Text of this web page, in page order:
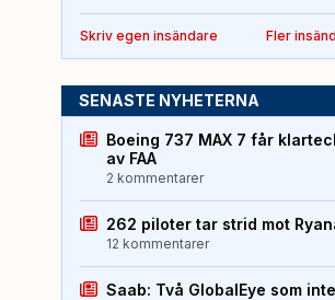
Skriv egen insändare Fler
SENASTE NYHETERNA
Boeing 737 MAX 7 får
av FAA
2 kommentarer
262 piloter tar strid mot
12 kommentarer
Saab: Två GlobalEye som inte